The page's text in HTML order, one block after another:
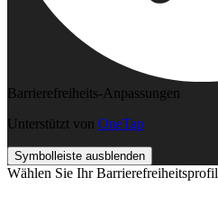
Barrierefreiheits-Anpassungen
Unterstützt von OneTap
Symbolleiste ausblenden
Wählen Sie Ihr Barrierefreiheitsprofil